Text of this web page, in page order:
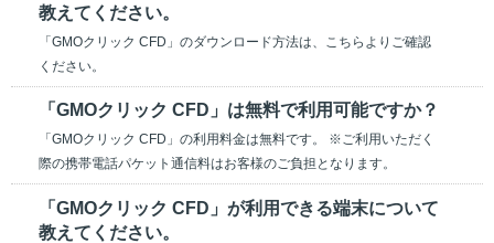
教えてください。
「GMOクリック CFD」のダウンロード方法は、こちらよりご確認
ください。
「GMOクリック CFD」は無料で利用可能ですか？
「GMOクリック CFD」の利用料金は無料です。 ※ご利用いただく
際の携帯電話パケット通信料はお客様のご負担となります。
「GMOクリック CFD」が利用できる端末について
教えてください。